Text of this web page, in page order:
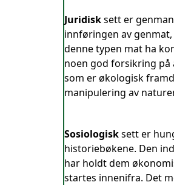
Juridisksett er
innføringen av
denne typen mat ha
noen god forsikring på
som er økologisk
manipulering av
Sosiologisksett er
historiebøkene. Den
har holdt dem
startes innenifra. Det